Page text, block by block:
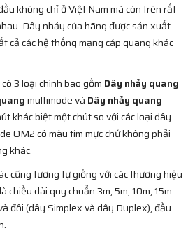
không chỉ ở Việt Nam mà còn trên rất
Dây nhảy của hãng được sản xuất
cả các hệ thống mạng cáp quang khác
3 loại chính bao gồm Dây nhảy quang
multimode và Dây nhảy quang
khác biệt một chút so với các loại dây
OM2 có màu tím mực chứ không phải
khác.
cũng tương tự giống với các thương hiệu
chiều dài quy chuẩn 3m, 5m, 10m, 15m…
đôi (dây Simplex và dây Duplex), đầu